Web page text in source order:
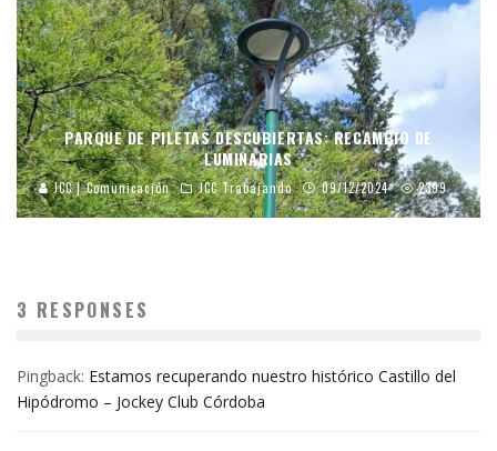
PARQUE DE PILETAS DESCUBIERTAS: RECAMBIO DE
LUMINARIAS
JCC | Comunicación JCC Trabajando 09/12/2024 2399
3 RESPONSES
Pingback: Estamos recuperando nuestro histórico Castillo del
Hipódromo – Jockey Club Córdoba